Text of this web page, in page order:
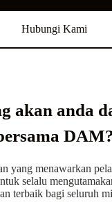
Hubungi Kami
akan anda
DAM?
yang menawarkan
selalu
terbaik bagi seluruh